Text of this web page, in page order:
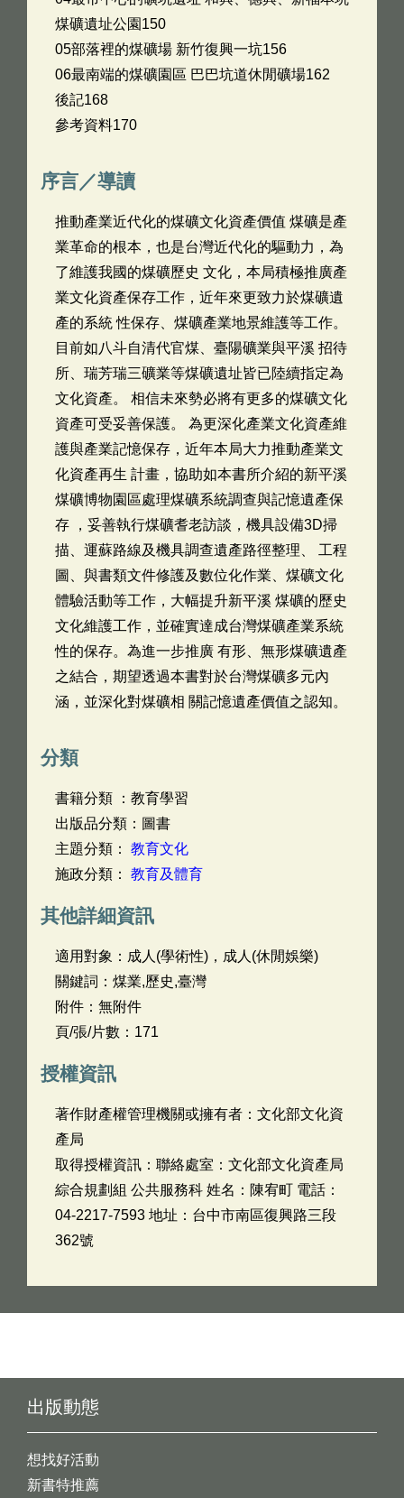
煤礦遺址公園150
05部落裡的煤礦場 新竹復興一坑156
06最南端的煤礦園區 巴巴坑道休閒礦場162
後記168
參考資料170
序言／導讀
推動產業近代化的煤礦文化資產價值 煤礦是產
業革命的根本，也是台灣近代化的驅動力，為
了維護我國的煤礦歷史 文化，本局積極推廣產
業文化資產保存工作，近年來更致力於煤礦遺
產的系統 性保存、煤礦產業地景維護等工作。
目前如八斗自清代官煤、臺陽礦業與平溪 招待
所、瑞芳瑞三礦業等煤礦遺址皆已陸續指定為
文化資產。 相信未來勢必將有更多的煤礦文化
資產可受妥善保護。 為更深化產業文化資產維
護與產業記憶保存，近年本局大力推動產業文
化資產再生 計畫，協助如本書所介紹的新平溪
煤礦博物園區處理煤礦系統調查與記憶遺產保
存 ，妥善執行煤礦耆老訪談，機具設備3D掃
描、運蘇路線及機具調查遺產路徑整理、 工程
圖、與書類文件修護及數位化作業、煤礦文化
體驗活動等工作，大幅提升新平溪 煤礦的歷史
文化維護工作，並確實達成台灣煤礦產業系統
性的保存。為進一步推廣 有形、無形煤礦遺產
之結合，期望透過本書對於台灣煤礦多元內
涵，並深化對煤礦相 關記憶遺產價值之認知。
分類
書籍分類 ：教育學習
出版品分類：圖書
主題分類： 教育文化
施政分類： 教育及體育
其他詳細資訊
適用對象：成人(學術性)，成人(休閒娛樂)
關鍵詞：煤業,歷史,臺灣
附件：無附件
頁/張/片數：171
授權資訊
著作財產權管理機關或擁有者：文化部文化資
產局
取得授權資訊：聯絡處室：文化部文化資產局
綜合規劃組 公共服務科 姓名：陳宥町 電話：
04-2217-7593 地址：台中市南區復興路三段
362號
出版動態
想找好活動
新書特推薦